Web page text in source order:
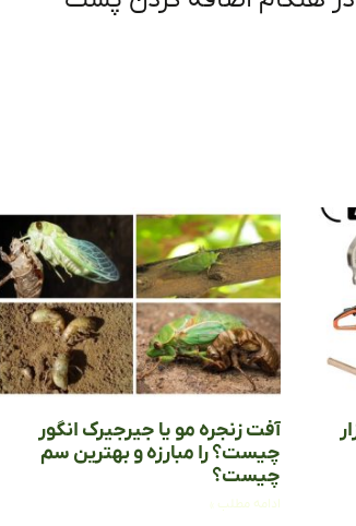
آفت زنجره مو یا جیرجیرک انگور
چیست؟ را مبارزه و بهترین سم
چیست؟
ادامه مطلب »